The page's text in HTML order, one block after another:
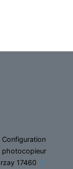
Configuration
photocopieur
17460